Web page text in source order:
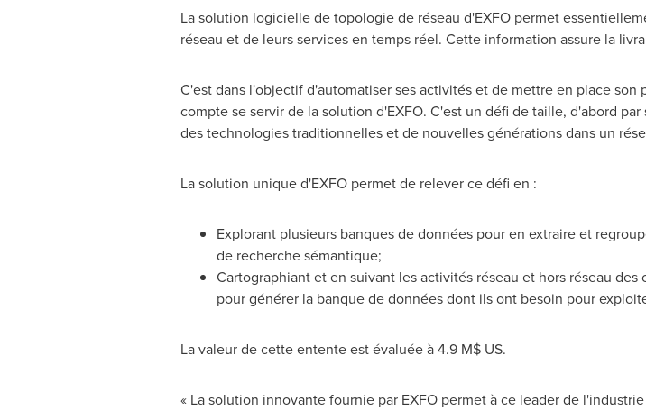
La solution logicielle de topologie de réseau d'EXFO permet
réseau et de leurs services en temps réel. Cette information assure la
C'est dans l'objectif d'automatiser ses activités et de mettre en place
compte se servir de la solution d'EXFO. C'est un défi de taille, d'abord
des technologies traditionnelles et de nouvelles générations dans un
La solution unique d'EXFO permet de relever ce défi en :
Explorant plusieurs banques de données pour en extraire et
de recherche sémantique;
Cartographiant et en suivant les activités réseau et hors réseau
pour générer la banque de données dont ils ont besoin pour
La valeur de cette entente est évaluée à 4.9 M$ US.
« La solution innovante fournie par EXFO permet à ce leader de